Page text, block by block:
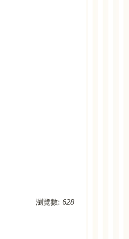
瀏覽數: 628